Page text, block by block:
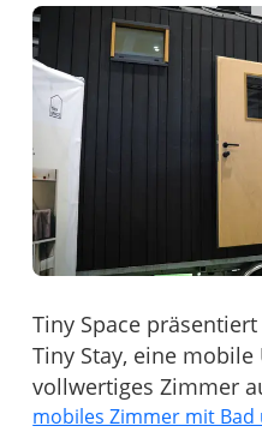
Tiny Space
Tiny Stay, eine
vollwertiges Zimmer
mobiles Zimmer mit